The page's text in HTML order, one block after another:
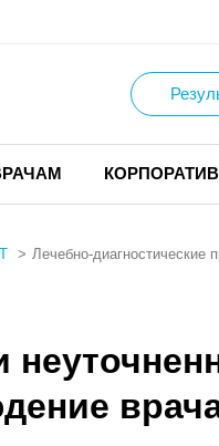
Лечебно-диагностические